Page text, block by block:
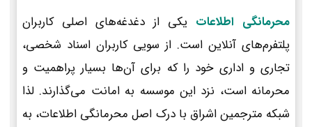
محرمانگی اطلاعات یکی از دغدغه‌های اصلی کاربران
پلتفرم‌های آنلاین است. از سویی کاربران اسناد شخصی،
تجاری و اداری خود را که برای آن‌ها بسیار پراهمیت و
محرمانه است، نزد این موسسه به امانت می‌گذارند. لذا
شبکه مترجمین اشراق با درک اصل محرمانگی اطلاعات، به